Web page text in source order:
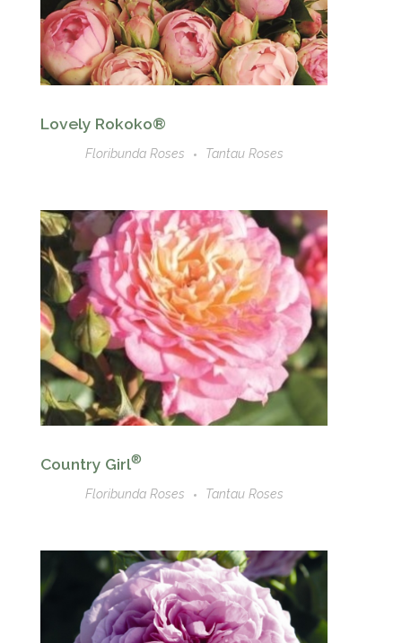
Lovely Rokoko®
Floribunda Roses Tantau Roses
Country Girl®
Floribunda Roses Tantau Roses